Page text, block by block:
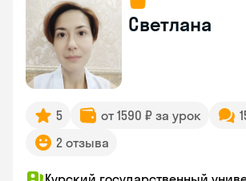
Светлана
5 от 1590 ₽ за урок
2 отзыва